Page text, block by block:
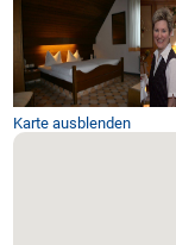
Karte ausblenden